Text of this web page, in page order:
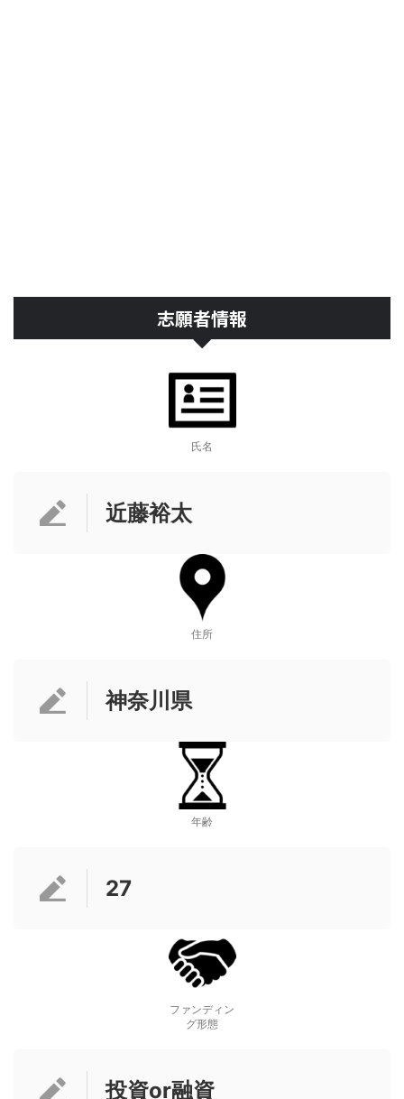
志願者情報
氏名
近藤裕太
住所
神奈川県
年齢
27
ファンディン
グ形態
投資or融資